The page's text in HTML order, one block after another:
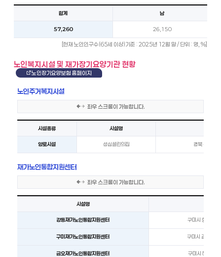
노인복지현황을 합계, 남, 여, 비율 순서로 안내한 표입니다.
합계
남
57,260 26,150
[현재 노인인구수(65세 이상)기준 : 2025년 12월 말 / 단위 : 명, %]
노인복지시설 및 재가장기요양기관 현황
노인장기요양보험 홈페이지
노인주거복지시설
좌우 스크롤이 가능합니다.
노인주거복지시설 현황을 시설종류, 시설명, 소재지, 전화번호, 입소정원수 순서로 안내한 표입니다.
시설종류
시설명
양로시설 성심셀린의집 경북 구미시
재가노인통합지원센터
좌우 스크롤이 가능합니다.
재가노인통합지원센터 현황을 시설명, 소재지, 전화번호 순서로 안내한 표입니다.
시설명
강동재가노인통합지원센터 구미시 형곡동
구미재가노인통합지원센터 구미시 검성로
금오재가노인통합지원센터 구미시 해평면